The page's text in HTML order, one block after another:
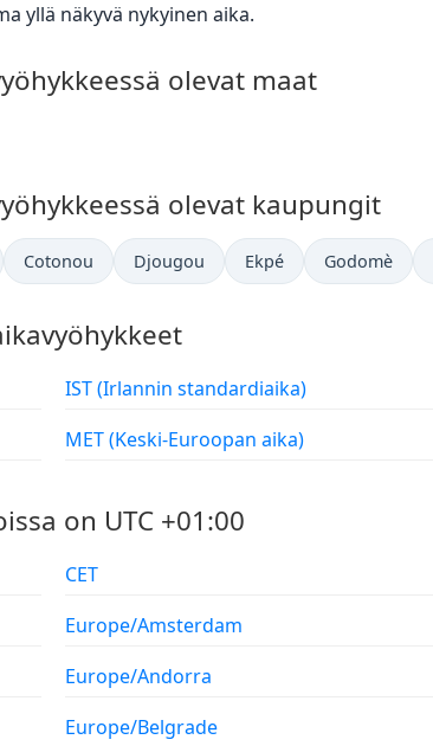
yllä näkyvä nykyinen aika.
olevat maat
olevat kaupungit
Cotonou Djougou Ekpé Godomè
IST (Irlannin standardiaika)
MET (Keski-Euroopan aika)
on UTC +01:00
CET
Europe/Amsterdam
Europe/Andorra
Europe/Belgrade